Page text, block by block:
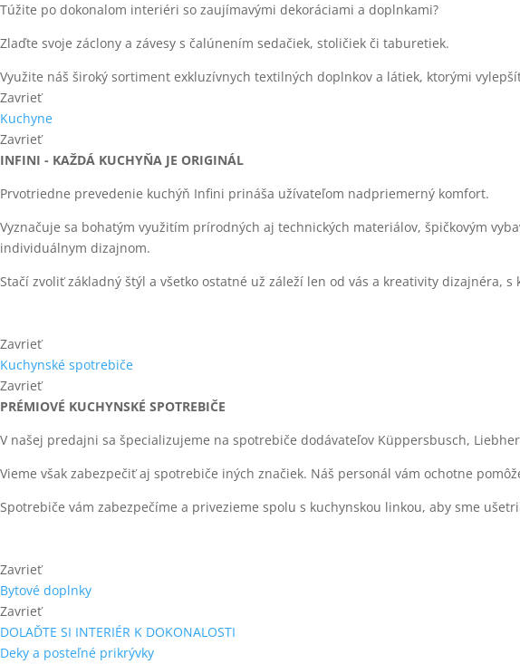
Túžite po dokonalom interiéri so zaujímavými dekoráciami a doplnkami?
Zlaďte svoje záclony a závesy s čalúnením sedačiek, stoličiek či taburetiek.
Využite náš široký sortiment exkluzívnych textilných doplnkov a látiek, ktorými
Zavrieť
Kuchyne
Zavrieť
INFINI - KAŽDÁ KUCHYŇA JE ORIGINÁL
Prvotriedne prevedenie kuchýň Infini prináša užívateľom nadpriemerný komfort.
Vyznačuje sa bohatým využitím prírodných aj technických materiálov, špičkovým
individuálnym dizajnom.
Stačí zvoliť základný štýl a všetko ostatné už záleží len od vás a kreativity dizajnéra,
Zavrieť
Kuchynské spotrebiče
Zavrieť
PRÉMIOVÉ KUCHYNSKÉ SPOTREBIČE
V našej predajni sa špecializujeme na spotrebiče dodávateľov Küppersbusch,
Vieme však zabezpečiť aj spotrebiče iných značiek. Náš personál vám ochotne
Spotrebiče vám zabezpečíme a privezieme spolu s kuchynskou linkou, aby sme
Zavrieť
Bytové doplnky
Zavrieť
DOLAĎTE SI INTERIÉR K DOKONALOSTI
Deky a posteľné prikrývky